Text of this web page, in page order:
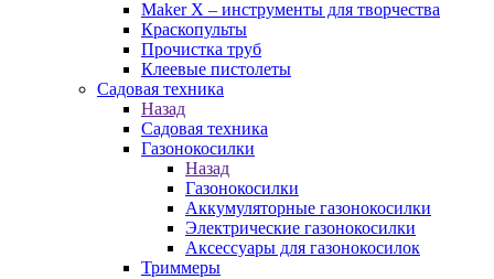
Maker X – инструменты для творчества
Краскопульты
Прочистка труб
Клеевые пистолеты
Садовая техника
Назад
Садовая техника
Газонокосилки
Назад
Газонокосилки
Аккумуляторные газонокосилки
Электрические газонокосилки
Аксессуары для газонокосилок
Триммеры